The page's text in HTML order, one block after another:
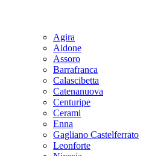
Agira
Aidone
Assoro
Barrafranca
Calascibetta
Catenanuova
Centuripe
Cerami
Enna
Gagliano Castelferrato
Leonforte